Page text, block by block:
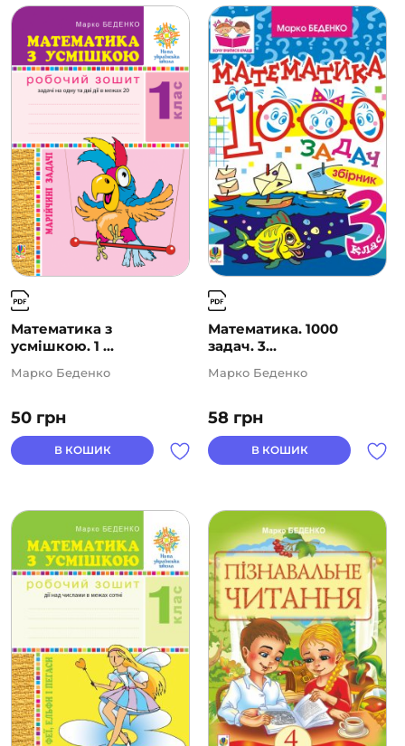
Математика з
усмішкою. 1 ...
50 грн
Марко Беденко
В КОШИК
Математика. 1000
задач. 3...
58 грн
Марко Беденко
В КОШИК